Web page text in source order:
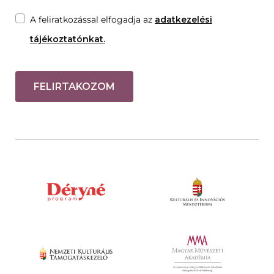
A feliratkozással elfogadja az adatkezelési
tájékoztatónkat.
FELIRTAKOZOM